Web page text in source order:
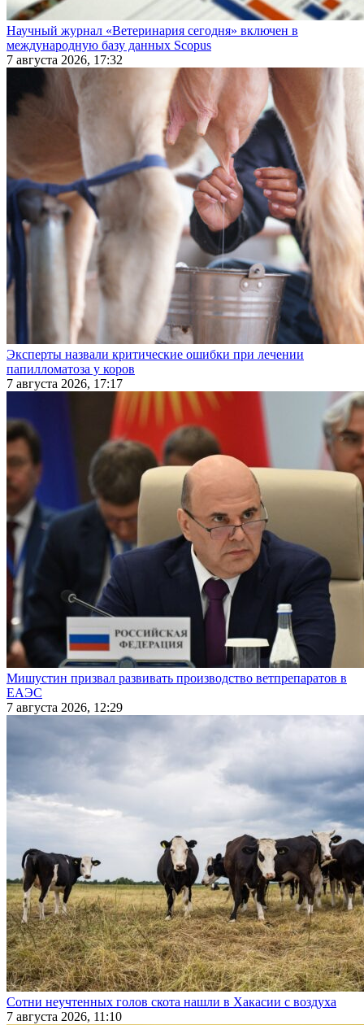
Научный журнал «Ветеринария сегодня» включен в
международную базу данных Scopus
7 августа 2026, 17:32
Эксперты назвали критические ошибки при лечении
папилломатоза у коров
7 августа 2026, 17:17
Мишустин призвал развивать производство ветпрепаратов в
ЕАЭС
7 августа 2026, 12:29
Сотни неучтенных голов скота нашли в Хакасии с воздуха
7 августа 2026, 11:10